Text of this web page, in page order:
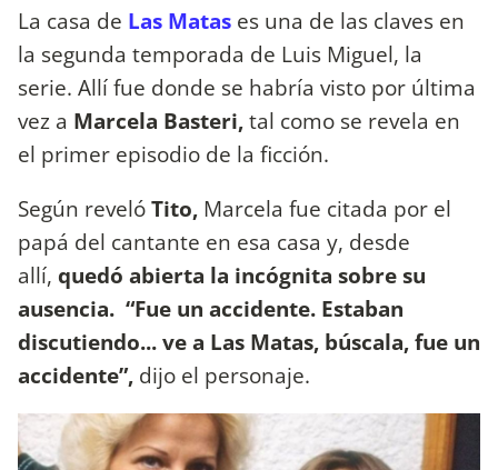
La casa de Las Matas es una de las claves en
la segunda temporada de Luis Miguel, la
serie. Allí fue donde se habría visto por última
vez a Marcela Basteri,tal como se revela en
el primer episodio de la ficción.
Según revelóTito, Marcela fue citada por el
papá del cantante en esa casa y, desde
allí, quedó abierta la incógnita sobre su
ausencia. “Fue un accidente. Estaban
discutiendo... ve a Las Matas, búscala, fue un
accidente”, dijo el personaje.